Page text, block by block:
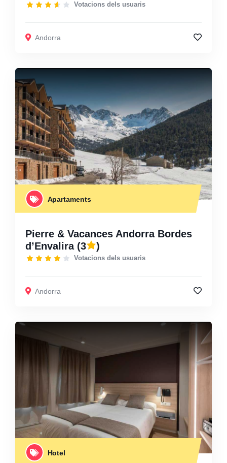
Votacions dels usuaris
Andorra
Apartaments
Pierre & Vacances Andorra Bordes
d’Envalira(3 )
Votacions dels usuaris
Andorra
Hotel